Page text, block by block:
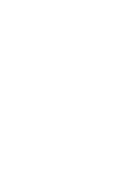
す。また、車
ども、運転に
強い味方で
態を確認